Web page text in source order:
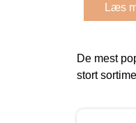
Læs
De mest
stort